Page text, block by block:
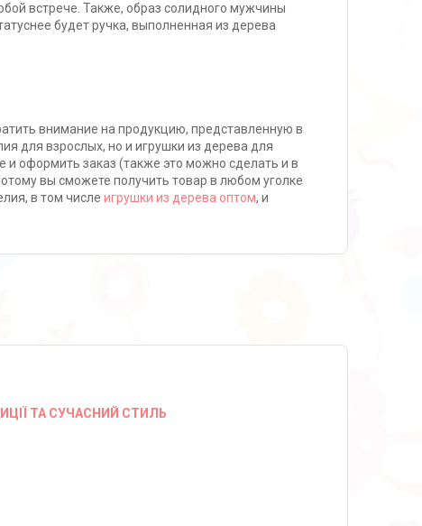
встрече. Также, образ солидного мужчины
будет ручка, выполненная из дерева
внимание на продукцию, представленную в
для взрослых, но и игрушки из дерева для
и оформить заказ (также это можно сделать и в
вы сможете получить товар в любом уголке
в том числе игрушки из дерева оптом, и
ТА СУЧАСНИЙ СТИЛЬ